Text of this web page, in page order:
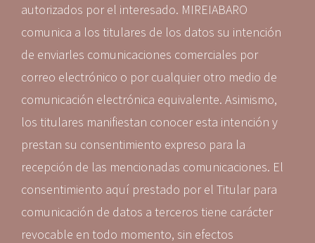
autorizados por el interesado. MIREIABARO
comunica a los titulares de los datos su intención
de enviarles comunicaciones comerciales por
correo electrónico o por cualquier otro medio de
comunicación electrónica equivalente. Asimismo,
los titulares manifiestan conocer esta intención y
prestan su consentimiento expreso para la
recepción de las mencionadas comunicaciones. El
consentimiento aquí prestado por el Titular para
comunicación de datos a terceros tiene carácter
revocable en todo momento, sin efectos